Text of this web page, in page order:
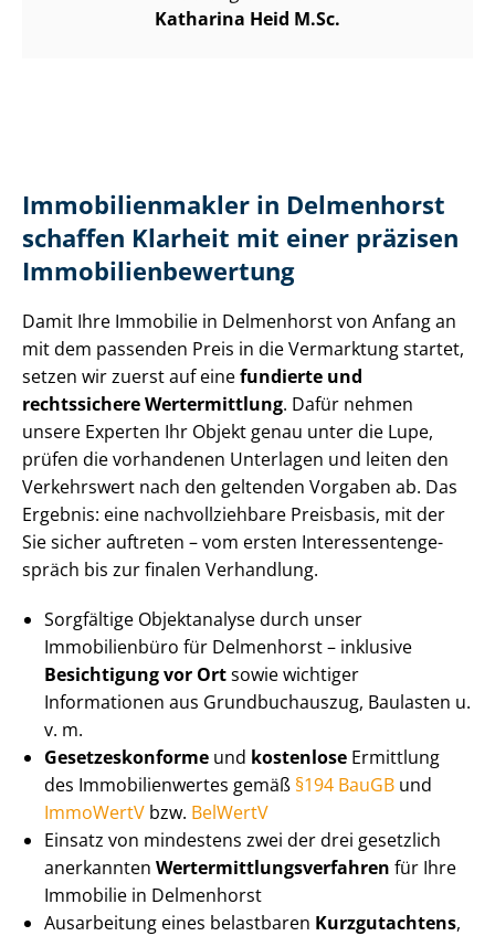
Katharina Heid M.Sc.
Im­mo­bi­li­en­mak­ler in Delmenhorst
schaffen Klarheit mit einer präzisen
Im­mo­bi­li­en­be­wer­tung
Damit Ihre Immobilie in Delmenhorst von Anfang an
mit dem passenden Preis in die Vermarktung startet,
setzen wir zuerst auf einefundierte und
rechtssichere Wertermittlung. Dafür nehmen
unsere Experten Ihr Objekt genau unter die Lupe,
prüfen die vorhandenen Unterlagen und leiten den
Verkehrswert nach den geltenden Vorgaben ab. Das
Ergebnis: eine nach­voll­zieh­ba­re Preisbasis, mit der
Sie sicher auftreten – vom ersten In­ter­es­sen­ten­ge­
spräch bis zur finalen Verhandlung.
Sorgfältige Objektanalyse durch unser
Immobilienbüro für Delmenhorst – inklusive
Besichtigung vor Ortsowie wichtiger
Informationen aus Grundbuchauszug, Baulasten u.
v. m.
Ge­set­zes­kon­for­me und kostenlose Ermittlung
des Im­mo­bi­li­en­wer­tes gemäß §194 BauGB und
ImmoWertV bzw. BelWertV
Einsatz von mindestens zwei der drei gesetzlich
anerkannten Wert­ermitt­lungs­ver­fah­ren für Ihre
Immobilie in Delmenhorst
Ausarbeitung eines belastbaren Kurzgutachtens,